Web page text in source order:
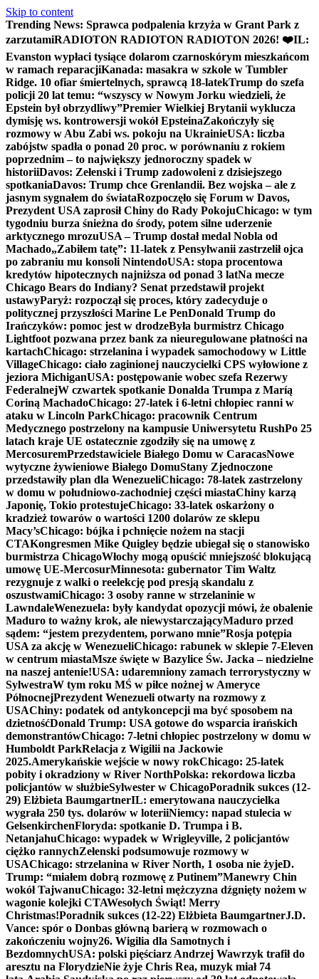
Skip to content
Trending News: Sprawca podpalenia krzyża w Grant Park z
zarzutamiRADIOTON RADIOTON RADIOTON 2026! ❤️IL:
Evanston wypłaci tysiące dolarom czarnoskórym mieszkańcom
w ramach reparacjiKanada: masakra w szkole w Tumbler
Ridge. 10 ofiar śmiertelnych, sprawcą 18-latekTrump do szefa
policji 20 lat temu: “wszyscy w Nowym Jorku wiedzieli, że
Epstein był obrzydliwy”Premier Wielkiej Brytanii wyklucza
dymisję ws. kontrowersji wokół EpsteinaZakończyły się
rozmowy w Abu Zabi ws. pokoju na UkrainieUSA: liczba
zabójstw spadła o ponad 20 proc. w porównaniu z rokiem
poprzednim – to największy jednoroczny spadek w
historiiDavos: Zełenski i Trump zadowoleni z dzisiejszego
spotkaniaDavos: Trump chce Grenlandii. Bez wojska – ale z
jasnym sygnałem do świataRozpoczęło się Forum w Davos,
Prezydent USA zaprosił Chiny do Rady PokojuChicago: w tym
tygodniu burza śnieżna do środy, potem silne uderzenie
arktycznego mrozuUSA – Trump dostał medal Nobla od
Machado„Zabiłem tatę”: 11-latek z Pensylwanii zastrzelił ojca
po zabraniu mu konsoli NintendoUSA: stopa procentowa
kredytów hipotecznych najniższa od ponad 3 latNa mecze
Chicago Bears do Indiany? Senat przedstawił projekt
ustawyParyż: rozpoczął się proces, który zadecyduje o
politycznej przyszłości Marine Le PenDonald Trump do
Irańczyków: pomoc jest w drodzeByła burmistrz Chicago
Lightfoot pozwana przez bank za nieuregulowane płatności na
kartachChicago: strzelanina i wypadek samochodowy w Little
VillageChicago: ciało zaginionej nauczycielki CPS wyłowione z
jeziora MichiganUSA: postępowanie wobec szefa Rezerwy
FederalnejW czwartek spotkanie Donalda Trumpa z Maríą
Coriną MachadoChicago: 27-latek i 6-letni chłopiec ranni w
ataku w Lincoln ParkChicago: pracownik Centrum
Medycznego postrzelony na kampusie Uniwersytetu RushPo 25
latach kraje UE ostatecznie zgodziły się na umowę z
MercosuremPrzedstawiciele Białego Domu w CaracasNowe
wytyczne żywieniowe Białego DomuStany Zjednoczone
przedstawiły plan dla WenezueliChicago: 78-latek zastrzelony
w domu w południowo-zachodniej części miastaChiny karzą
Japonię, Tokio protestujeChicago: 33-latek oskarżony o
kradzież towarów o wartości 1200 dolarów ze sklepu
Macy’sChicago: bójka i pchnięcie nożem na stacji
CTAKongresmen Mike Quigley będzie ubiegał się o stanowisko
burmistrza ChicagoWłochy mogą opuścić mniejszość blokującą
umowę UE-MercosurMinnesota: gubernator Tim Waltz
rezygnuje z walki o reelekcję pod presją skandalu z
oszustwamiChicago: 3 osoby ranne w strzelaninie w
LawndaleWenezuela: były kandydat opozycji mówi, że obalenie
Maduro to ważny krok, ale niewystarczającyMaduro przed
sądem: “jestem prezydentem, porwano mnie”Rosja potępia
USA za akcję w WenezueliChicago: rabunek w sklepie 7-Eleven
w centrum miastaMsze święte w Bazylice Św. Jacka – niedzielne
na naszej antenie!USA: udaremniony zamach terrorystyczny w
SylwestraW tym roku MŚ w piłce nożnej w Ameryce
PółnocnejPrezydent Wenezueli otwarty na rozmowy z
USAChiny: podatek od antykoncepcji ma być sposobem na
dzietnośćDonald Trump: USA gotowe do wsparcia irańskich
demonstrantówChicago: 7-letni chłopiec postrzelony w domu w
Humboldt ParkRelacja z Wigilii na Jackowie
2025.Amerykańskie wejście w nowy rokChicago: 25-latek
pobity i okradziony w River NorthPolska: rekordowa liczba
policjantów w służbieSylwester w ChicagoPoradnik sukces (12-
29) Elżbieta BaumgartnerIL: emerytowana nauczycielka
wygrała 250 tys. dolarów w loteriiNiemcy: napad stulecia w
GelsenkirchenFloryda: spotkanie D. Trumpa i B.
NetanjahuChicago: wypadek w Wrigleyville, 2 policjantów
ciężko rannychZełenski podsumowuje rozmowy w
USAChicago: strzelanina w River North, 1 osoba nie żyjeD.
Trump: “miałem dobrą rozmowę z Putinem”Manewry Chin
wokół TajwanuChicago: 32-letni mężczyzna dźgnięty nożem w
wagonie kolejki CTAWesołych Świąt! Merry
Christmas!Poradnik sukces (12-22) Elżbieta BaumgartnerJ.D.
Vance: spór o Donbas główną barierą w rozmowach o
zakończeniu wojny26. Wigilia dla Samotnych i
BezdomnychUSA: polski pięściarz Andrzej Wawrzyk trafił do
aresztu na FlorydzieNie żyje Chris Rea, muzyk miał 74